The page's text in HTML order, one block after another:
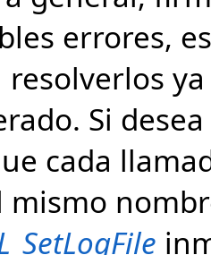
errores,
Si
cada
mismo